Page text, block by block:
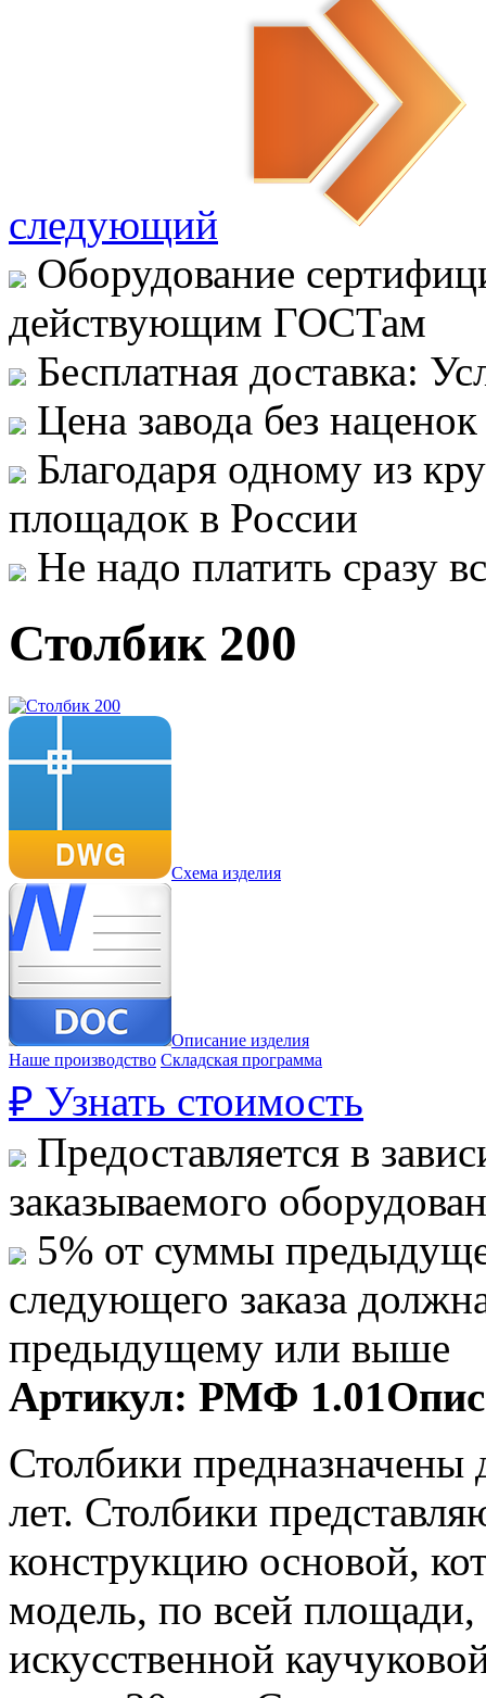
следующий
Оборудование
действующим ГОСТам
Бесплатная доставка:
Цена завода без
Благодаря одному из
площадок в России
Не надо платить сразу
Столбик 200
Схема изделия
Описание изделия
Наше производство Складская программа
₽ Узнать стоимость
Предоставляется в
заказываемого
5% от суммы
следующего заказа
предыдущему или выше
Артикул: РМФ 1.01
Столбики предназначены
лет. Столбики
конструкцию основой,
модель, по всей
искусственной